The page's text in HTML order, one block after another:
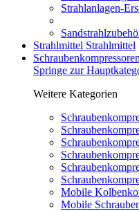
Strahlanlagen-
Strahlmittel Strahlmittel
Schraubenkompressoren
Springe zur
Weitere Kategorien
Mobile
Mobile